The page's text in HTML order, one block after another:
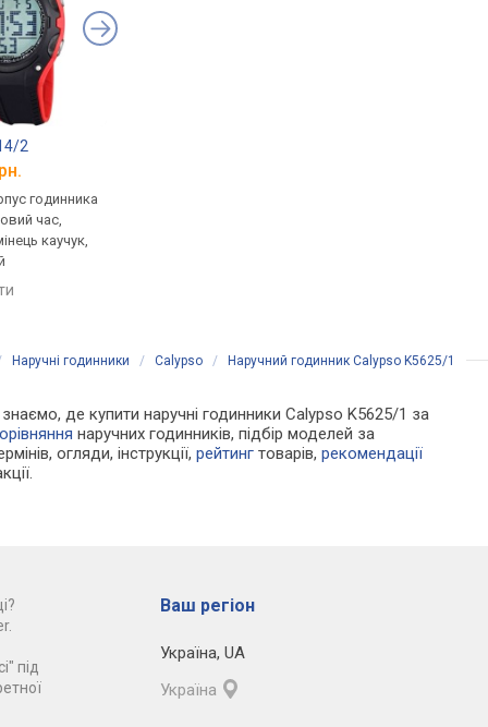
2
годинника
час,
каучук,
Наручні годинники / Calypso / Наручний годинник Calypso K5625/1
де купити наручні годинники Calypso K5625/1 за
наручних годинників, підбір моделей за
огляди, інструкції,рейтинг товарів,рекомендації
під
Ваш регіон
Україна, UA
Україна